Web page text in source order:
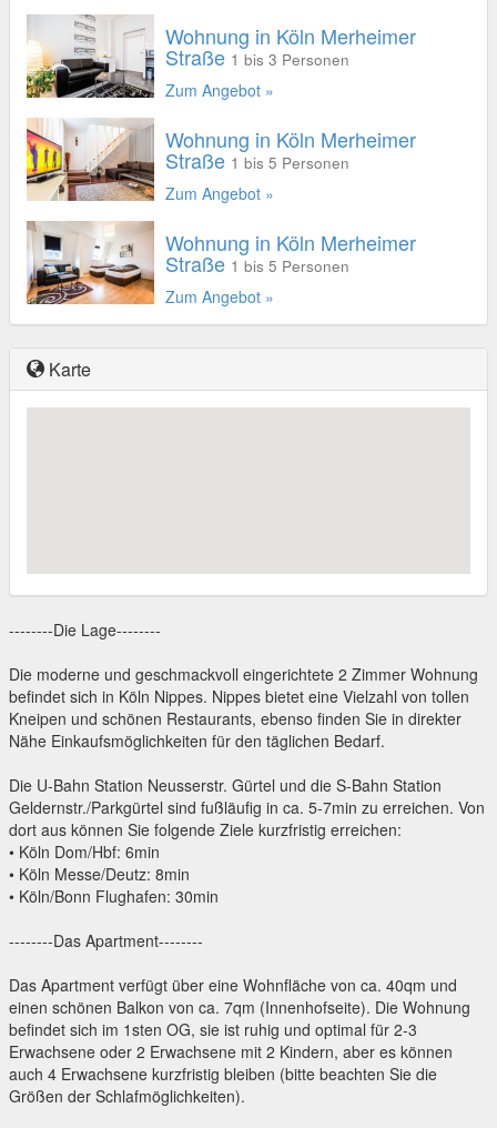
Wohnung in Köln Merheimer
Straße 1 bis 3 Personen
Zum Angebot »
Wohnung in Köln Merheimer
Straße 1 bis 5 Personen
Zum Angebot »
Wohnung in Köln Merheimer
Straße 1 bis 5 Personen
Zum Angebot »
Karte
--------Die Lage--------
Die moderne und geschmackvoll eingerichtete 2 Zimmer Wohnung
befindet sich in Köln Nippes. Nippes bietet eine Vielzahl von tollen
Kneipen und schönen Restaurants, ebenso finden Sie in direkter
Nähe Einkaufsmöglichkeiten für den täglichen Bedarf.
Die U-Bahn Station Neusserstr. Gürtel und die S-Bahn Station
Geldernstr./Parkgürtel sind fußläufig in ca. 5-7min zu erreichen. Von
dort aus können Sie folgende Ziele kurzfristig erreichen:
• Köln Dom/Hbf: 6min
• Köln Messe/Deutz: 8min
• Köln/Bonn Flughafen: 30min
--------Das Apartment--------
Das Apartment verfügt über eine Wohnfläche von ca. 40qm und
einen schönen Balkon von ca. 7qm (Innenhofseite). Die Wohnung
befindet sich im 1sten OG, sie ist ruhig und optimal für 2-3
Erwachsene oder 2 Erwachsene mit 2 Kindern, aber es können
auch 4 Erwachsene kurzfristig bleiben (bitte beachten Sie die
Größen der Schlafmöglichkeiten).